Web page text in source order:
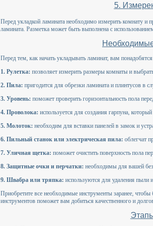
5.
Перед укладкой ламината необходимо измерить комнату и
ламината. Разметка может быть выполнена с
Перед тем, как начать укладывать ламинат, вам
1. Рулетка: позволяет измерить размеры комнаты и
2. Пила: пригодится для обрезки ламината и плинтусов в
3. Уровень: поможет проверить горизонтальность пола
4. Проволока: используется для создания гарпуна,
5. Молоток: необходим для вставки панелей в замок и
6. Пильный станок или электрическая пила: облегчат
7. Уличная щетка: поможет очистить поверхность пола
8. Защитные очки и перчатки: необходимы для вашей
9. Швабра или тряпка: используются для удаления пыли
Приобретите все необходимые инструменты заранее,
инструментов поможет вам добиться качественного и